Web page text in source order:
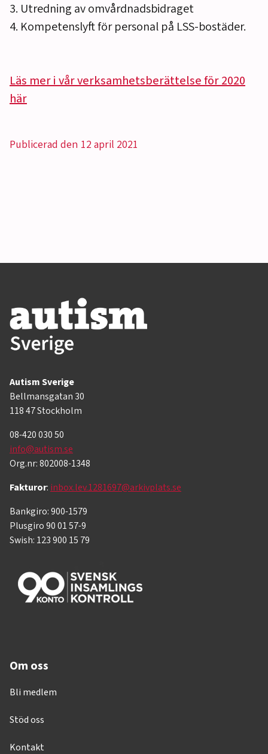
3. Utredning av omvårdnadsbidraget
4. Kompetenslyft för personal på LSS-bostäder.
Läs mer i vår verksamhetsberättelse för 2020
här
Publicerad den 12 april 2021
Autism Sverige
Bellmansgatan 30
118 47 Stockholm
08-420 030 50
info@autism.se
Org.nr: 802008-1348
Fakturor: inbox.lev.1281697@arkivplats.se
Bankgiro: 900-1579
Plusgiro 90 01 57-9
Swish: 123 900 15 79
Om oss
Bli medlem
Stöd oss
Kontakt